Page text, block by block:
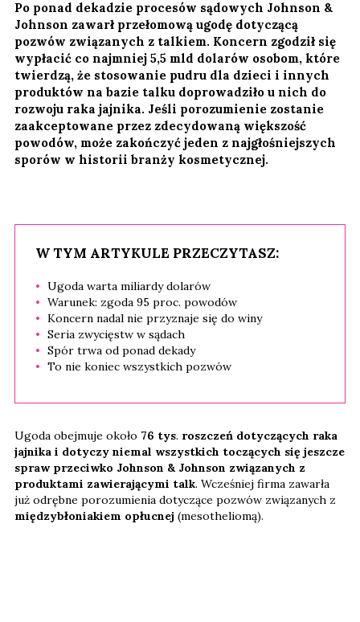
Po ponad dekadzie procesów sądowych Johnson &
Johnson zawarł przełomową ugodę dotyczącą
pozwów związanych z talkiem. Koncern zgodził się
wypłacić co najmniej 5,5 mld dolarów osobom, które
twierdzą, że stosowanie pudru dla dzieci i innych
produktów na bazie talku doprowadziło u nich do
rozwoju raka jajnika. Jeśli porozumienie zostanie
zaakceptowane przez zdecydowaną większość
powodów, może zakończyć jeden z najgłośniejszych
sporów w historii branży kosmetycznej.
W TYM ARTYKULE PRZECZYTASZ:
Ugoda warta miliardy dolarów
Warunek: zgoda 95 proc. powodów
Koncern nadal nie przyznaje się do winy
Seria zwycięstw w sądach
Spór trwa od ponad dekady
To nie koniec wszystkich pozwów
Ugoda obejmuje około 76 tys. roszczeń dotyczących raka
jajnika i dotyczy niemal wszystkich toczących się jeszcze
spraw przeciwko Johnson & Johnson związanych z
produktami zawierającymi talk. Wcześniej firma zawarła
już odrębne porozumienia dotyczące pozwów związanych z
międzybłoniakiem opłucnej (mesotheliomą).